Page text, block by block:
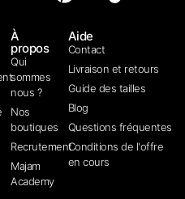
Aide
Contact
Livraison et retours
Guide des tailles
Blog
Questions fréquentes
Conditions de l'offre
en cours
À
propos
Qui
sommes
nous ?
Nos
boutiques
Recrutement
Majam
Academy